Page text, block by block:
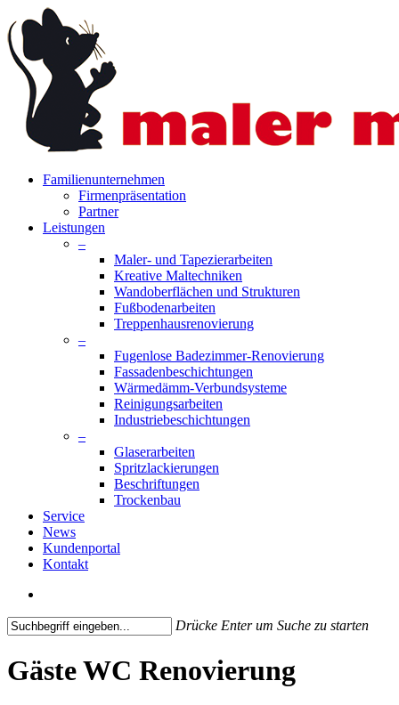
to
main
content
search
Menu
Familienunternehmen
Firmenpräsentation
Partner
Leistungen
–
Maler- und Tapezierarbeiten
Kreative Maltechniken
Wandoberflächen und Strukturen
Fußbodenarbeiten
Treppenhausrenovierung
–
Fugenlose Badezimmer-Renovierung
Fassadenbeschichtungen
Wärmedämm-Verbundsysteme
Reinigungsarbeiten
Industriebeschichtungen
–
Glaserarbeiten
Spritzlackierungen
Beschriftungen
Trockenbau
Service
News
Kundenportal
Kontakt
Drücke Enter um Suche zu starten
Search
Gäste WC Renovierung